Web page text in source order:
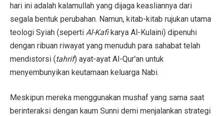
hari ini adalah kalamullah yang dijaga keasliannya dari
segala bentuk perubahan. Namun, kitab-kitab rujukan utama
teologi Syiah (seperti Al-Kafikarya Al-Kulaini) dipenuhi
dengan ribuan riwayat yang menuduh para sahabat telah
mendistorsi (tahrif) ayat-ayat Al-Qur'an untuk
menyembunyikan keutamaan keluarga Nabi.
Meskipun mereka menggunakan mushaf yang sama saat
berinteraksi dengan kaum Sunni demi menjalankan strategi